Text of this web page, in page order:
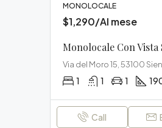
MONOLOCALE
$1,290/Al mese
Monolocale Con Vista
Via del Moro 15, 53100
1 1 1
Call